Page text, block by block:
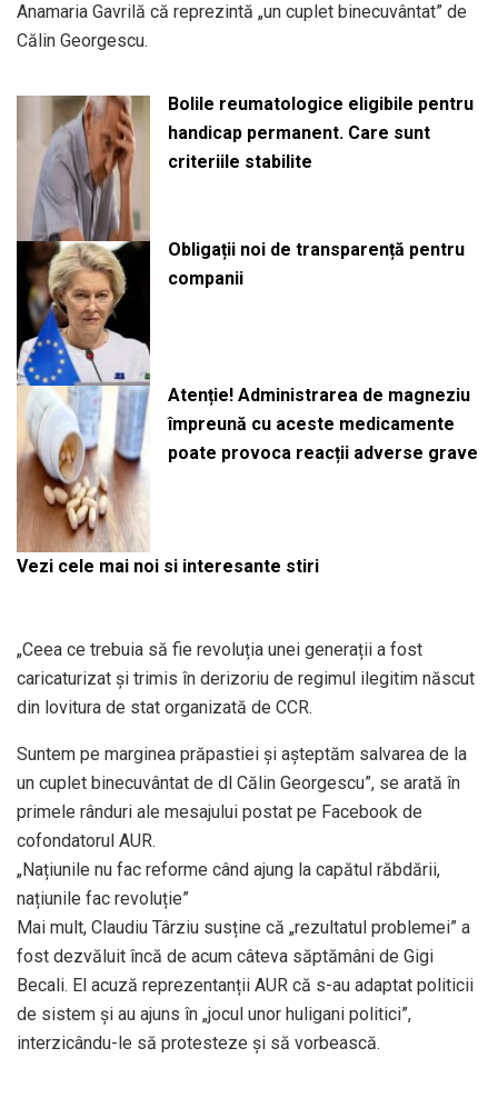
Anamaria Gavrilă că reprezintă „un cuplet binecuvântat” de
Călin Georgescu.
Bolile reumatologice eligibile pentru
handicap permanent. Care sunt
criteriile stabilite
Obligații noi de transparență pentru
companii
Atenție! Administrarea de magneziu
împreună cu aceste medicamente
poate provoca reacții adverse grave
Vezi cele mai noi si interesante stiri
„Ceea ce trebuia să fie revoluția unei generații a fost
caricaturizat și trimis în derizoriu de regimul ilegitim născut
din lovitura de stat organizată de CCR.
Suntem pe marginea prăpastiei și așteptăm salvarea de la
un cuplet binecuvântat de dl Călin Georgescu”, se arată în
primele rânduri ale mesajului postat pe Facebook de
cofondatorul AUR.
„Națiunile nu fac reforme când ajung la capătul răbdării,
națiunile fac revoluție”
Mai mult, Claudiu Târziu susține că „rezultatul problemei” a
fost dezvăluit încă de acum câteva săptămâni de Gigi
Becali. El acuză reprezentanții AUR că s-au adaptat politicii
de sistem și au ajuns în „jocul unor huligani politici”,
interzicându-le să protesteze și să vorbească.